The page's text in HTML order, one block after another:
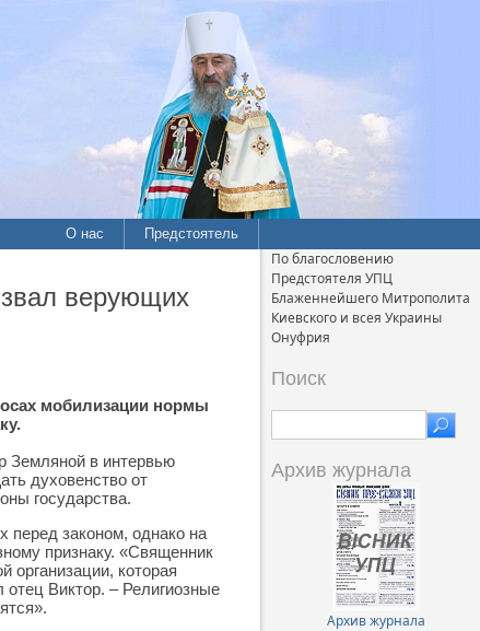
О нас Предстоятель
верующих
мобилизации нормы
Земляной в интервью
духовенство от
государства.
перед законом, однако на
признаку. «Священник
организации, которая
отец Виктор. – Религиозные
По благословению
Предстоятеля УПЦ
Блаженнейшего Митрополита
Киевского и всея Украины
Онуфрия
Поиск
Архив журнала
Архив журнала